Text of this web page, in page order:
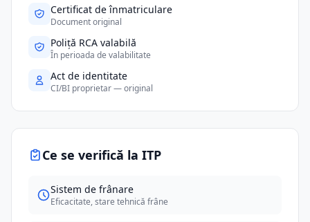
Certificat de înmatriculare
Document original
Poliță RCA valabilă
În perioada de valabilitate
Act de identitate
CI/BI proprietar — original
Ce se verifică la ITP
Sistem de frânare
Eficacitate, stare tehnică frâne